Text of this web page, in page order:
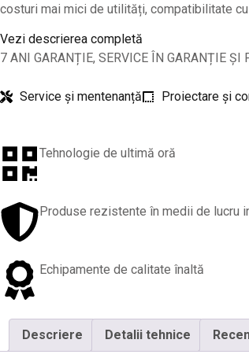
costuri mai mici de utilități, compatibilitate
Vezi descrierea completă
7 ANI GARANȚIE, SERVICE ÎN GARANȚIE
Service și mentenanță Proiectare și
Tehnologie de ultimă oră
Produse rezistente în medii de lucru
Echipamente de calitate înaltă
Descriere Detalii tehnice